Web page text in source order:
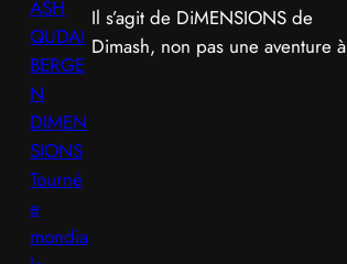
Il s’agit de DiMENSIONS de
Dimash, non pas une aventure à